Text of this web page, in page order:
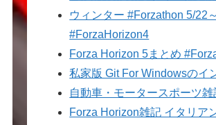
ウィンター #Forzathon 5/22
#ForzaHorizon4
Forza Horizon 5まとめ
私家版 Git For Windowsのイ
自動車・モータースポーツ
Forza Horizon雑記 イタリア